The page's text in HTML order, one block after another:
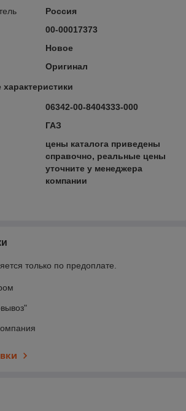
Россия
00-00017373
Новое
Оригинал
06342-00-8404333-000
ГАЗ
цены каталога приведены
справочно, реальные цены
уточните у менеджера
компании
только по предоплате.